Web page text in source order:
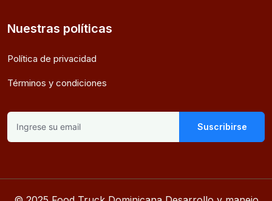
Nuestras políticas
Política de privacidad
Términos y condiciones
Suscribirse